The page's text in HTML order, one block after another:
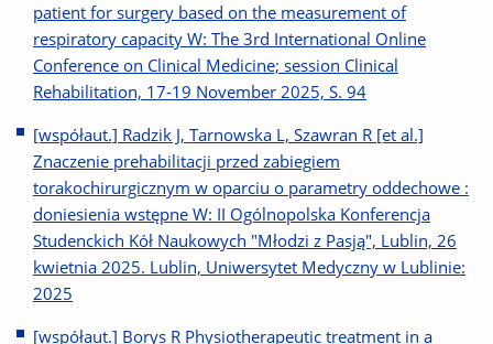
patient for surgery based on the measurement of
respiratory capacity W: The 3rd International Online
Conference on Clinical Medicine; session Clinical
Rehabilitation, 17-19 November 2025, S. 94
[współaut.] Radzik J, Tarnowska L, Szawran R [et al.]
Znaczenie prehabilitacji przed zabiegiem
torakochirurgicznym w oparciu o parametry oddechowe :
doniesienia wstępne W: II Ogólnopolska Konferencja
Studenckich Kół Naukowych "Młodzi z Pasją", Lublin, 26
kwietnia 2025. Lublin, Uniwersytet Medyczny w Lublinie:
2025
[współaut.] Borys R Physiotherapeutic treatment in a